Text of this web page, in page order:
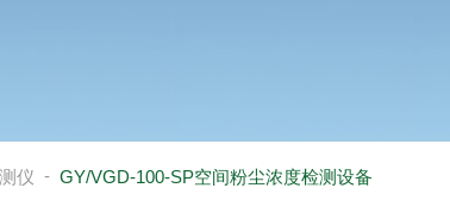
仪 - GY/VGD-100-SP空间粉尘浓度检测设备